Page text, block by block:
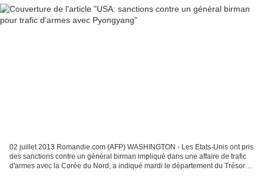
02 juillet 2013 Romandie.com (AFP) WASHINGTON - Les Etats-Unis ont pris
des sanctions contre un général birman impliqué dans une affaire de trafic
d'armes avec la Corée du Nord, a indiqué mardi le département du Trésor